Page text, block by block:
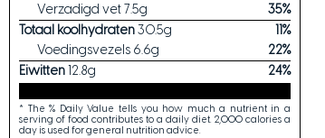
Verzadigd vet7.5g 35%
Totaal koolhydraten30.5g 11%
Voedingsvezels 6.6g 22%
Eiwitten12.8g 24%
* The % Daily Value tells you how much a nutrient in a
serving of food contributes to a daily diet. 2,000 calories a
day is used for general nutrition advice.